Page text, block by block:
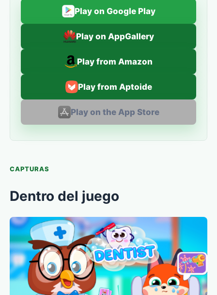
Play on Google Play
Play on AppGallery
Play from Amazon
Play from Aptoide
Play on the App Store
CAPTURAS
Dentro del juego